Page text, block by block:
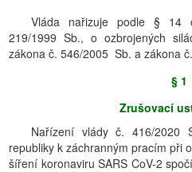
Vláda nařizuje podle §
219/1999 Sb., o ozbrojených
zákona č. 546/2005 Sb. a zákona
§ 1
Zrušovací
Nařízení vlády č. 416/2020
republiky k záchranným pracím při
šíření koronaviru SARS CoV-2